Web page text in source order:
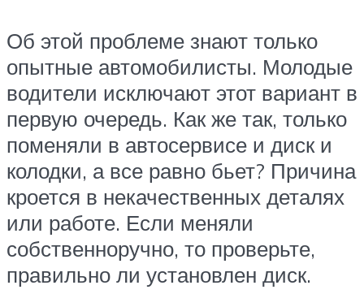
Об этой проблеме знают только
опытные автомобилисты. Молодые
водители исключают этот вариант в
первую очередь. Как же так, только
поменяли в автосервисе и диск и
колодки, а все равно бьет? Причина
кроется в некачественных деталях
или работе. Если меняли
собственноручно, то проверьте,
правильно ли установлен диск.